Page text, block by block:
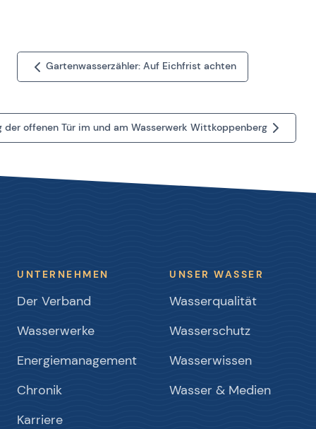
Gartenwasserzähler: Auf Eichfrist achten
der offenen Tür im und am Wasserwerk Wittkoppenberg
UNTERNEHMEN
Der Verband
Wasserwerke
Energiemanagement
Chronik
Karriere
UNSER WASSER
Wasserqualität
Wasserschutz
Wasserwissen
Wasser & Medien